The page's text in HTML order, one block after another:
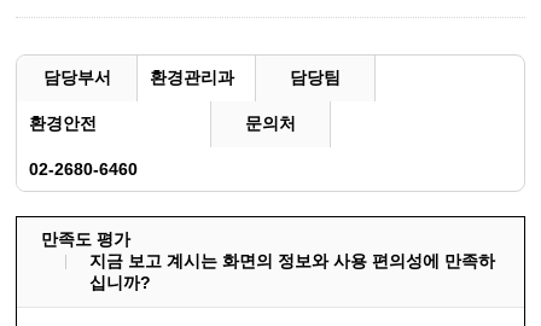
담당부서 환경관리과 담당팀
환경안전 문의처
02-2680-6460
만족도 평가
지금 보고 계시는 화면의 정보와 사용 편의성에 만족하
십니까?